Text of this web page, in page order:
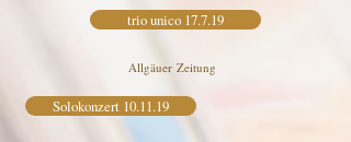
trio unico 17.7.19
Allgäuer Zeitung
Solokonzert 10.11.19